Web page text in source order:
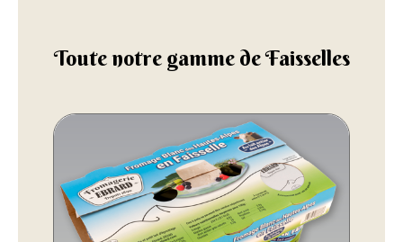
Toute notre gamme de Faisselles